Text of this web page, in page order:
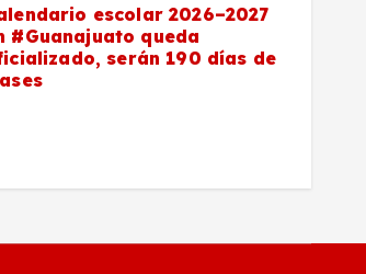
escolar 2026–2027
#Guanajuato queda
serán 190 días de